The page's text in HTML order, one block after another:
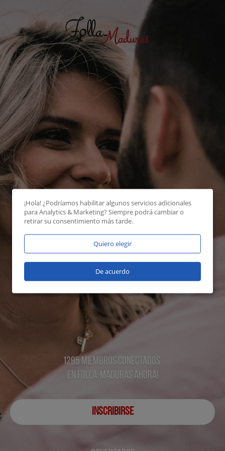
1295 miembros conectados
en Folla-maduras ahora!
INSCRIBIRSE
¡Hola! ¿Podríamos habilitar algunos servicios adicionales
paraAnalytics & Marketing? Siempre podrá cambiar o
retirar su consentimiento más tarde.
Quiero elegir
De acuerdo